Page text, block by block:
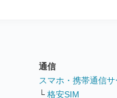
通信
スマホ・携帯通信サ
└ 格安SIM